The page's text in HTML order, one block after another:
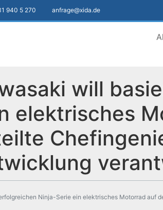
940 5 270 anfrage@xida.de
will
elektrisches
Ninja-Serie ein elektrisches Motorrad auf